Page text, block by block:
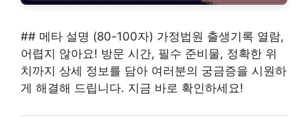
## 메타 설명 (80-100자) 가정법원 출생기록 열람,
어렵지 않아요! 방문 시간, 필수 준비물, 정확한 위
치까지 상세 정보를 담아 여러분의 궁금증을 시원하
게 해결해 드립니다. 지금 바로 확인하세요!